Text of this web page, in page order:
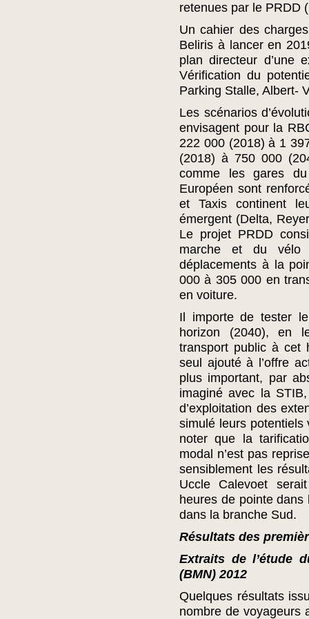
retenues par le PRDD
Un cahier des
Beliris à lancer en
plan directeur d’une
Vérification du
Parking Stalle, Albert-
Les scénarios
envisagent pour la
222 000 (2018) à 1
(2018) à 750 000
comme les gares
Européen sont
et Taxis continent
émergent (Delta,
Le projet PRDD
marche et du
déplacements à la
000 à 305 000 en
en voiture.
Il importe de tester
horizon (2040), en
transport public à cet
seul ajouté à l’offre
plus important, par
imaginé avec la
d’exploitation des
simulé leurs
noter que la
modal n’est pas
sensiblement les
Uccle Calevoet
heures de pointe
dans la branche Sud.
Résultats des
Extraits de l’étude
(BMN) 2012
Quelques résultats
nombre de voyageurs